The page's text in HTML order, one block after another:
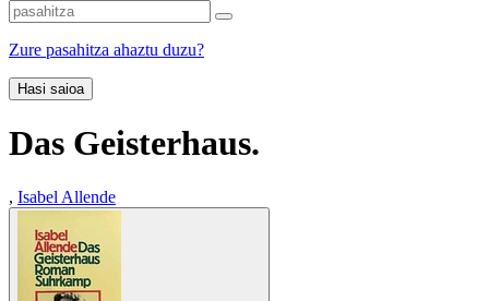
Zure pasahitza ahaztu duzu?
Hasi saioa
Das Geisterhaus.
, Isabel Allende